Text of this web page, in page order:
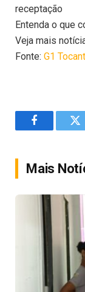
receptação
Entenda o que
Veja mais
Fonte: G1
Facebook
Mais